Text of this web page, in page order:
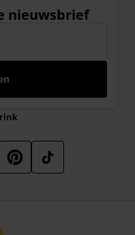
nieuwsbrief